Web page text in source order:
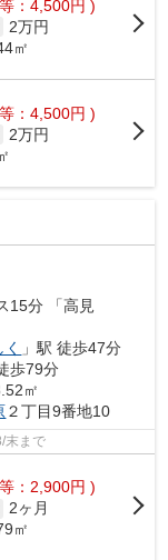
：4,500円 )
2万円
㎡
：4,500円 )
2万円
15分 「高見
」駅 徒歩47分
歩79分
㎡
２丁目9番地10
末まで
：2,900円 )
2ヶ月
㎡